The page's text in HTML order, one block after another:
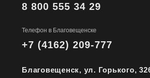
8 800 555 34 29
Телефон в Благовещенске
+7 (4162) 209-777
Благовещенск, ул. Горького,